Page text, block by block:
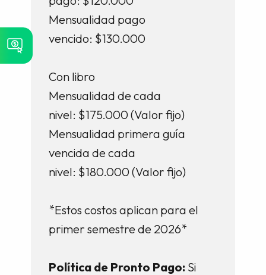
Mensualidad pago
vencido: $130.000
Con libro
Mensualidad de cada
nivel: $175.000 (Valor fijo)
Mensualidad primera guía
vencida de cada
nivel: $180.000 (Valor fijo)
*Estos costos aplican para el
primer semestre de 2026*
Política de Pronto Pago: Si